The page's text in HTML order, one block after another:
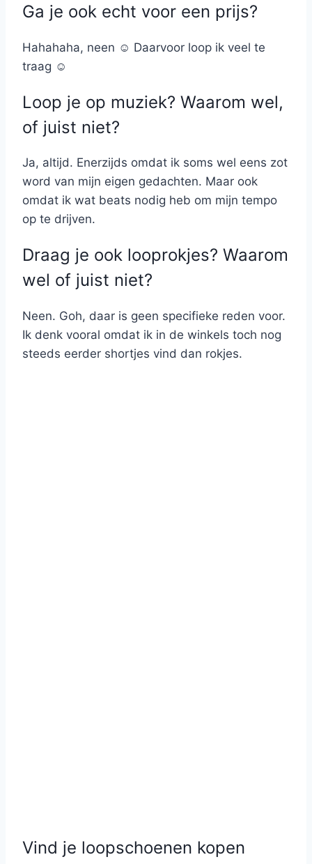
Ga je ook echt voor een prijs?
Hahahaha, neen ☺ Daarvoor loop ik veel te
traag ☺
Loop je op muziek? Waarom wel,
of juist niet?
Ja, altijd. Enerzijds omdat ik soms wel eens zot
word van mijn eigen gedachten. Maar ook
omdat ik wat beats nodig heb om mijn tempo
op te drijven.
Draag je ook looprokjes? Waarom
wel of juist niet?
Neen. Goh, daar is geen specifieke reden voor.
Ik denk vooral omdat ik in de winkels toch nog
steeds eerder shortjes vind dan rokjes.
Vind je loopschoenen kopen